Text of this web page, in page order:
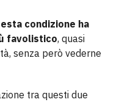
condizione ha
favolistico, quasi
senza però vederne
tra questi due